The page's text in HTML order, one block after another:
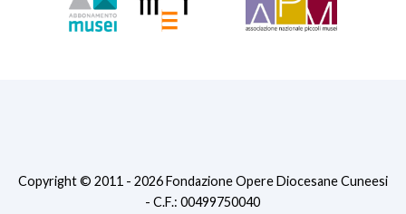
Copyright © 2011 - 2026 Fondazione Opere Diocesane Cuneesi
- C.F.: 00499750040